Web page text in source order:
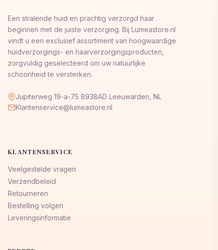
Een stralende huid en prachtig verzorgd haar
beginnen met de juiste verzorging. Bij Lumeastore.nl
vindt u een exclusief assortiment van hoogwaardige
huidverzorgings- en haarverzorgingsproducten,
zorgvuldig geselecteerd om uw natuurlijke
schoonheid te versterken.
Jupiterweg 19-a-75 8938AD Leeuwarden, NL
Klantenservice@lumeastore.nl
KLANTENSERVICE
Veelgestelde vragen
Verzendbeleid
Retourneren
Bestelling volgen
Leveringsinformatie